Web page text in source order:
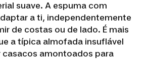
suave. A espuma com
a ti, independentemente
de costas ou de lado. É mais
a típica almofada insuflável
casacos amontoados para